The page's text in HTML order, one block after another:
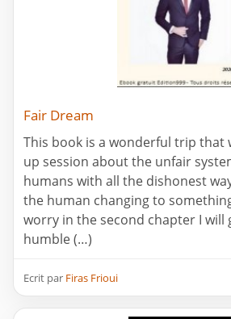
Fair Dream
This book is a wonderful trip that
up session about the unfair
humans with all the dishonest
the human changing to
worry in the second chapter I will
humble (…)
Ecrit par Firas Frioui